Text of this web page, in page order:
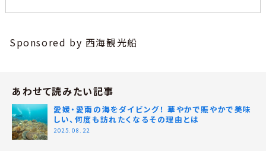
Sponsored by 西海観光船
あわせて読みたい記事
愛媛・愛南の海をダイビング！ 華やかで賑やかで美味
しい、何度も訪れたくなるその理由とは
2025.08.22